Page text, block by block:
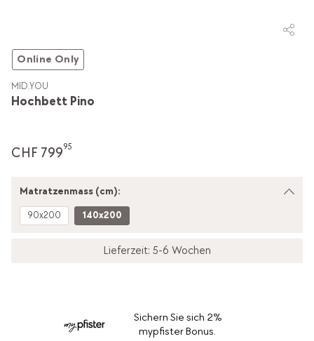
Online Only
Hochbett Pino
MID.YOU
CHF 79995
Matratzenmass (cm):
90x200 140x200
Lieferzeit: 5-6 Wochen
Sichern Sie sich 2%
mypfister Bonus.